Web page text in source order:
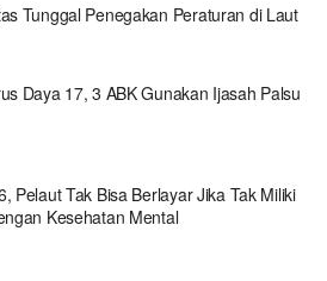
Tunggal Penegakan Peraturan di Laut
Daya 17, 3 ABK Gunakan Ijasah Palsu
Pelaut Tak Bisa Berlayar Jika Tak Miliki
Kesehatan Mental